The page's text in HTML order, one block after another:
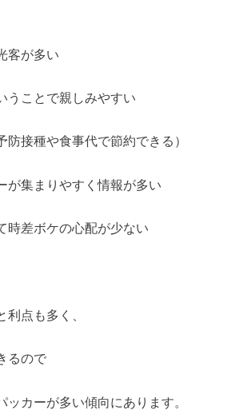
客が多い
うことで親しみやすい
防接種や食事代で節約できる）
が集まりやすく情報が多い
時差ボケの心配が少ない
利点も多く、
るので
ッカーが多い傾向にあります。